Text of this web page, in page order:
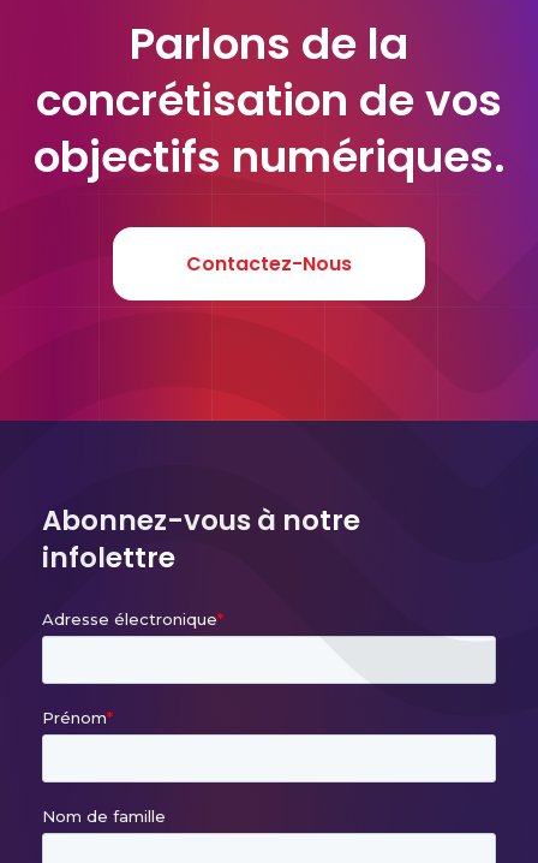
Parlons de la
concrétisation de vos
objectifs numériques.
Contactez-Nous
Abonnez-vous à notre
infolettre